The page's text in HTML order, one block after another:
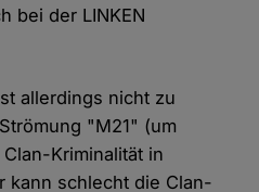
bei der LINKEN
allerdings nicht zu
"M21" (um
Kriminalität in
kann schlecht die Clan-